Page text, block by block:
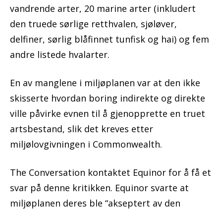
vandrende arter, 20 marine arter (inkludert
den truede sørlige retthvalen, sjøløver,
delfiner, sørlig blåfinnet tunfisk og hai) og fem
andre listede hvalarter.
En av manglene i miljøplanen var at den ikke
skisserte hvordan boring indirekte og direkte
ville påvirke evnen til å gjenopprette en truet
artsbestand, slik det kreves etter
miljølovgivningen i Commonwealth.
The Conversation kontaktet Equinor for å få et
svar på denne kritikken. Equinor svarte at
miljøplanen deres ble “akseptert av den